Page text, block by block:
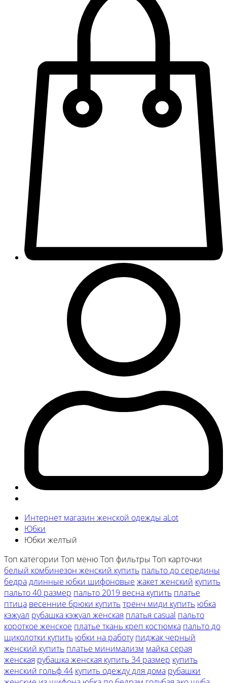
Интернет магазин женской одежды aLot
Юбки
Юбки желтый
Топ категории Топ меню Топ фильтры Топ карточки
белый комбинезон женский купить пальто до середины
бедрадлинные юбки шифоновые жакет женский купить
пальто 40 размер пальто 2019 весна купить платье
птица весенние брюки купитьтренч миди купить юбка
кэжуал рубашка кэжуал женская платья casual пальто
короткое женское платье ткань креп костюмка пальто до
щиколотки купить юбки на работу пиджак черный
женский купить платье минимализм майка серая
женская рубашка женская купить 34 размер купить
женский гольф 44 купить одежду для дома рубашки